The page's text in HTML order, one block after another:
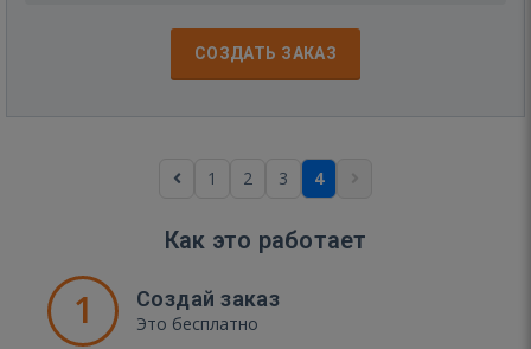
СОЗДАТЬ ЗАКАЗ
1 2 3 4
Как это работает
1 Создай заказ
Это бесплатно